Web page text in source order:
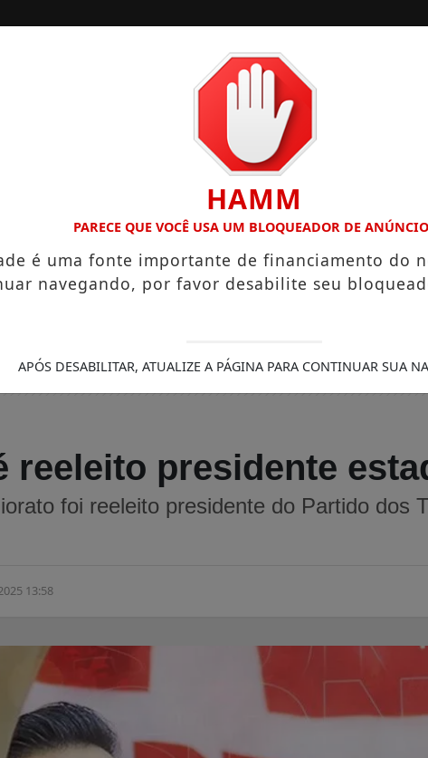
INÍCIO
E SALÁRIOS QUE CHEGAM A R$ 3,8 MIL IGREJA DO DIVINO
presidente
foi reeleito presidente do Partido dos
13:58
HAMM
PARECE QUE VOCÊ USA UM BLOQUEADOR DE
é uma fonte importante de financiamento do
navegando, por favor desabilite seu
APÓS DESABILITAR, ATUALIZE A PÁGINA PARA CONTINUAR SUA